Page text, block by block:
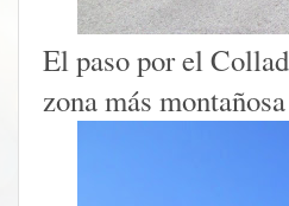
El paso por el
zona más